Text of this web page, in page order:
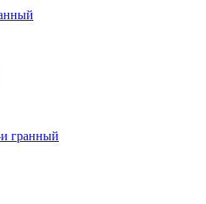
гранный